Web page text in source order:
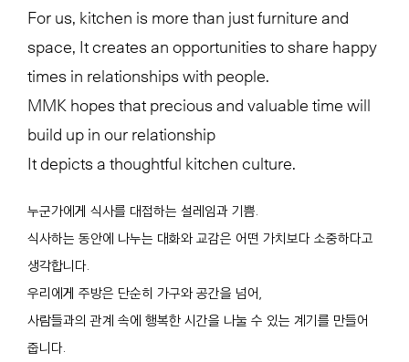
For us, kitchen is more than just furniture and
space, It creates an opportunities to share happy
times in relationships with people.
MMK hopes that precious and valuable time will
build up in our relationship
It depicts a thoughtful kitchen culture.
누군가에게 식사를 대접하는 설레임과 기쁨.
식사하는 동안에 나누는 대화와 교감은 어떤 가치보다 소중하다고
생각합니다.
우리에게 주방은 단순히 가구와 공간을 넘어,
사람들과의 관계 속에 행복한 시간을 나눌 수 있는 계기를 만들어
줍니다.